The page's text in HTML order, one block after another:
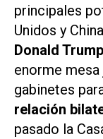
principales
Unidos y
Donald
enorme
gabinetes
relación
pasado la